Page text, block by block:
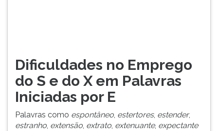
pausar
leitura
pressione
(primeira
tecla
Dificuldades no Emprego
do S e do X em Palavras
Iniciadas por E
Palavras como espontâneo, estertores, estender,
estranho, extensão, extrato, extenuante, expectante